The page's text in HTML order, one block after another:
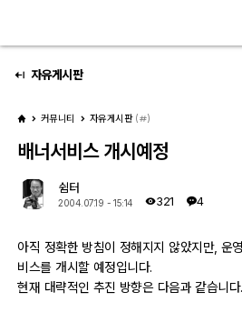
홈
갤러리
자유 갤러리
회원 갤러리
자유게시판
커뮤니티 자유게시판 ( )
배너서비스 개시예정
쉼터
2004.07.19 - 15:14 321 4
아직 정확한 방침이 정해지지 않았지만, 운
비스를 개시할 예정입니다.
현재 대략적인 추진 방향은 다음과 같습니다.